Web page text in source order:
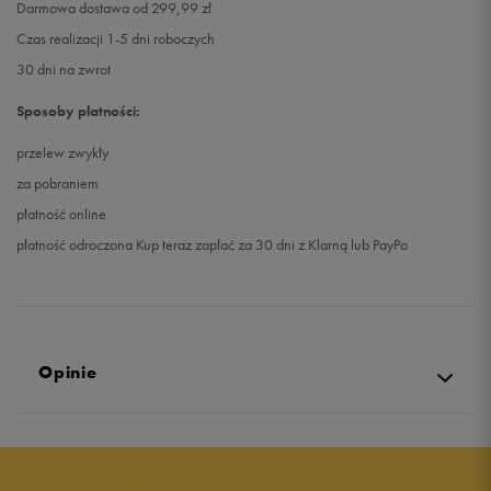
Darmowa dostawa od 299,99 zł
Czas realizacji 1-5 dni roboczych
30 dni na zwrot
Sposoby płatności:
przelew zwykły
za pobraniem
płatność online
płatność odroczona Kup teraz zapłać za 30 dni z Klarną lub PayPo
Opinie
5.0